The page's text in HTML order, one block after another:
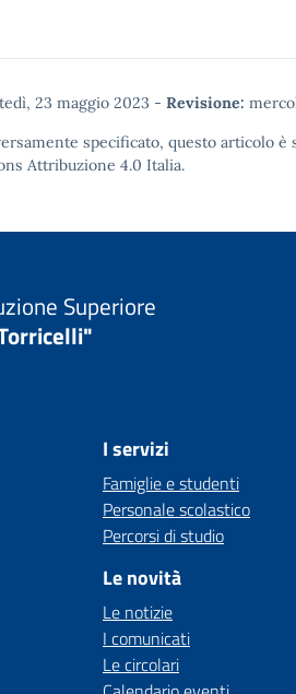
23 maggio 2023 - Revisione:
specificato, questo articolo è
Attribuzione 4.0 Italia.
Superiore
I servizi
Famiglie e studenti
Personale scolastico
Percorsi di studio
Le novità
Le notizie
I comunicati
Le circolari